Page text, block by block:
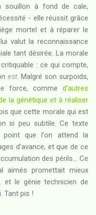
souillon à fond de cale,
- elle réussit grâce
mortel et à réparer le
valut la reconnaissance
tant désirée. La morale
: ce qui compte,
est. Malgré son surpoids,
force, comme d'autres
la génétique et à réaliser
que cette morale qui est
si peu subtile. Ce texte
que l'on attend la
d'avance, et que de ce
des périls... Ce
aimés promettait mieux
et le génie technicien de
Tant pis !